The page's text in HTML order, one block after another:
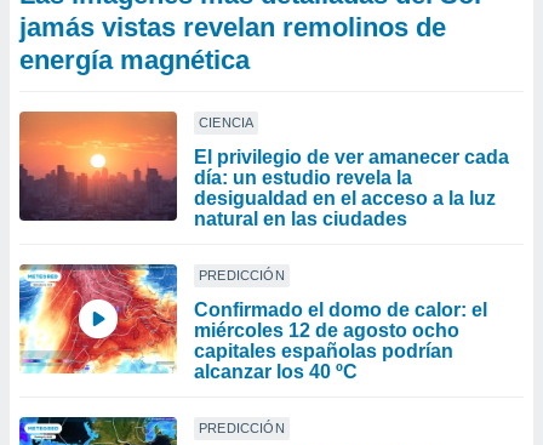
jamás vistas revelan remolinos de
energía magnética
CIENCIA
El privilegio de ver amanecer cada
día: un estudio revela la
desigualdad en el acceso a la luz
natural en las ciudades
PREDICCIÓN
Confirmado el domo de calor: el
miércoles 12 de agosto ocho
capitales españolas podrían
alcanzar los 40 ºC
PREDICCIÓN